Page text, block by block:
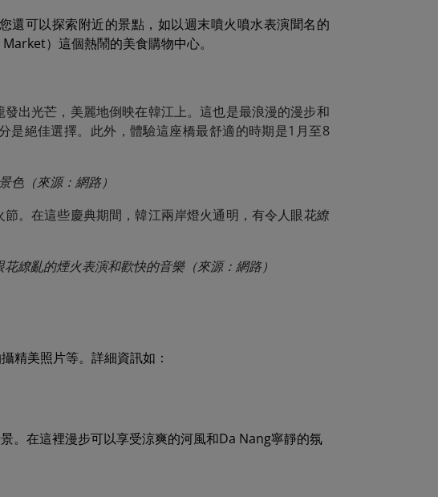
還可以探索附近的景點，如以週末噴火噴水表演聞名的
）這個熱鬧的美食購物中心。
出光芒，美麗地倒映在韓江上。這也是最浪漫的漫步和
是絕佳選擇。此外，體驗這座橋最舒適的時期是1月至8
色（來源：網路）
。在這些慶典期間，韓江兩岸燈火通明，有令人眼花繚
繚亂的煙火表演和歡快的音樂（來源：網路）
精美照片等。詳細資訊如：
。在這裡漫步可以享受涼爽的河風和Da Nang寧靜的氛